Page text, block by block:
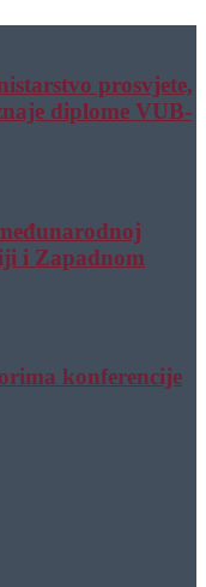
prosvjete,
diplome VUB-
i Zapadnom
konferencije